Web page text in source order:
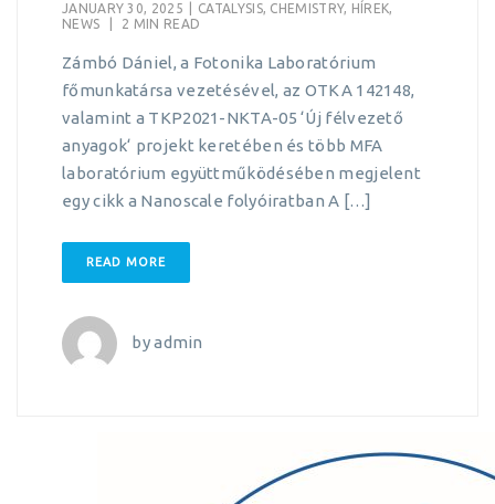
JANUARY 30, 2025 CATALYSIS, CHEMISTRY, HÍREK,
NEWS
2 MIN READ
Zámbó Dániel, a Fotonika Laboratórium
főmunkatársa vezetésével, az OTKA 142148,
valamint a TKP2021-NKTA-05 ‘Új félvezető
anyagok‘ projekt keretében és több MFA
laboratórium együttműködésében megjelent
egy cikk a Nanoscale folyóiratban A […]
READ MORE
byadmin